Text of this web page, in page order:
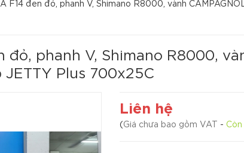
F14 đen đỏ, phanh V, Shimano R8000, vành
đỏ, phanh V, Shimano R8000,
JETTY Plus 700x25C
Liên hệ
( Giá chưa bao gồm VAT -Còn